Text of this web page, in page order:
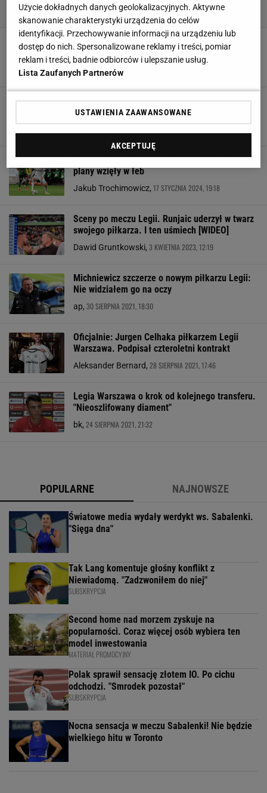
Media: Legia podjęła decyzję ws. piłkarzy
przyłapanych na wódce
Hubert Rybkowski,
Piłkarze Legii przyłapani na wódce. Jest
stanowisko klubu
Dramat Legii. To aż nie do wiary. Wszystkie
plany wzięły w łeb
Jakub Trochimowicz, 17 STYCZNIA 2024, 19:18
Sceny po meczu Legii. Runjaic uderzył w twarz
swojego piłkarza. I ten uśmiech [WIDEO]
Dawid Gruntkowski, 3 KWIETNIA 2023, 12:19
Michniewicz szczerze o nowym piłkarzu Legii:
Nie widziałem go na oczy
ap, 30 SIERPNIA 2021, 18:30
Oficjalnie: Jurgen Celhaka piłkarzem Legii
Warszawa. Podpisał czteroletni kontrakt
Aleksander Bernard, 28 SIERPNIA 2021, 17:46
Legia Warszawa o krok od kolejnego transferu.
"Nieoszlifowany diament"
bk, 24 SIERPNIA 2021, 21:32
POPULARNE NAJNOWSZE
Światowe media wydały werdykt ws. Sabalenki.
"Sięga dna"
Tak Lang komentuje głośny konflikt z
Niewiadomą. "Zadzwoniłem do niej"
SUBSKRYPCJA
Second home nad morzem zyskuje na
popularności. Coraz więcej osób wybiera ten
model inwestowania
MATERIAŁ PROMOCYJNY
Polak sprawił sensację złotem IO. Po cichu
odchodzi. "Smrodek pozostał"
SUBSKRYPCJA
Nocna sensacja w meczu Sabalenki! Nie będzie
wielkiego hitu w Toronto
Użycie dokładnych danych geolokalizacyjnych. Aktywne
skanowanie charakterystyki urządzenia do celów
identyfikacji. Przechowywanie informacji na urządzeniu lub
dostęp do nich. Spersonalizowane reklamy i treści, pomiar
reklam i treści, badnie odbiorców i ulepszanie usług.
Lista Zaufanych Partnerów
USTAWIENIA ZAAWANSOWANE
AKCEPTUJĘ